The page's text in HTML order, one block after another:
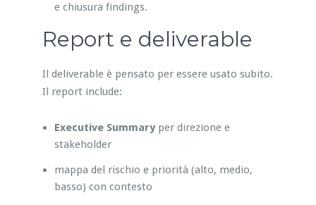
e chiusura findings.
Report e deliverable
Il deliverable è pensato per essere usato subito.
Il report include:
Executive Summaryper direzione e
stakeholder
mappa del rischio e priorità (alto, medio,
basso) con contesto